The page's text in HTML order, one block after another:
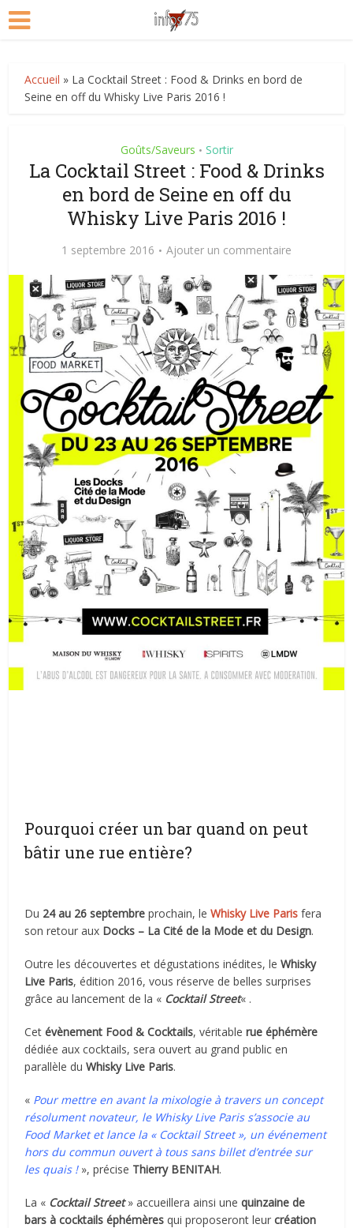
Accueil » La Cocktail Street : Food & Drinks en bord de
Seine en off du Whisky Live Paris 2016 !
Goûts/Saveurs • Sortir
La Cocktail Street : Food & Drinks
en bord de Seine en off du
Whisky Live Paris 2016 !
1 septembre 2016 Ajouter un commentaire
Pourquoi créer un bar quand on peut
bâtir une rue entière?
Du 24 au 26 septembreprochain, leWhisky Live Paris fera
son retour aux Docks – La Cité de la Mode et du Design.
Outre les découvertes et dégustations inédites, leWhisky
Live Paris, édition 2016, vous réserve de belles surprises
grâce au lancement de la « Cocktail Street« .
Cetévènement Food & Cocktails, véritablerue éphémère
dédiée aux cocktails, sera ouvert au grand public en
parallèle duWhisky Live Paris.
« Pour mettre en avant la mixologie à travers un concept
résolument novateur, le Whisky Live Paris s’associe au
Food Market et lance la « Cocktail Street », un événement
hors du commun ouvert à tous sans billet d’entrée sur
les quais ! », précise Thierry BENITAH.
La « Cocktail Street» accueillera ainsi unequinzaine de
bars à cocktails éphémères qui proposeront leurcréation